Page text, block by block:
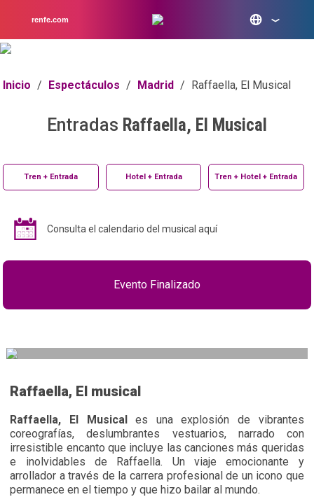
renfe.com
Inicio / Espectáculos / Madrid / Raffaella, El Musical
Entradas Raffaella, El Musical
Tren + Entrada Hotel + Entrada Tren + Hotel + Entrada
Consulta el calendario del musical aquí
Evento Finalizado
Raffaella, El musical
Raffaella, El Musicales una explosión de vibrantes
coreografías, deslumbrantes vestuarios, narrado con
irresistible encanto que incluye las canciones más queridas
e inolvidables de Raffaella. Un viaje emocionante y
arrollador a través de la carrera profesional de un icono que
permanece en el tiempo y que hizo bailar al mundo.